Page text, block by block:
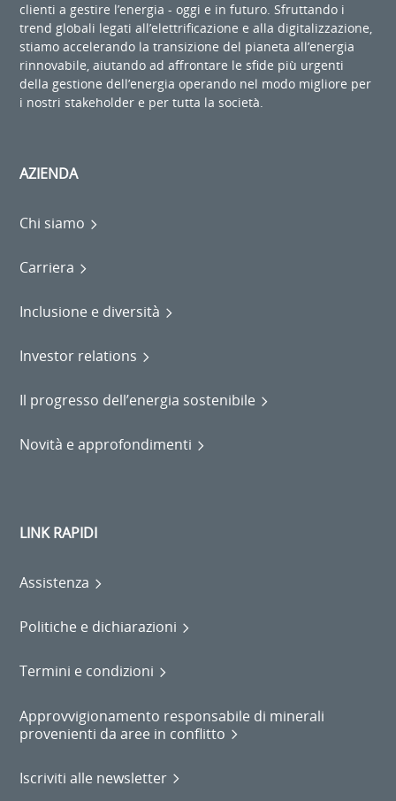
clienti a gestire l’energia - oggi e in futuro. Sfruttando i
trend globali legati all’elettrificazione e alla digitalizzazione,
stiamo accelerando la transizione del pianeta all’energia
rinnovabile, aiutando ad affrontare le sfide più urgenti
della gestione dell’energia operando nel modo migliore per
i nostri stakeholder e per tutta la società.
AZIENDA
Chi siamo
Carriera
Inclusione e diversità
Investor relations
Il progresso dell’energia sostenibile
Novità e approfondimenti
LINK RAPIDI
Assistenza
Politiche e dichiarazioni
Termini e condizioni
Approvvigionamento responsabile di minerali
provenienti da aree in conflitto
Iscriviti alle newsletter